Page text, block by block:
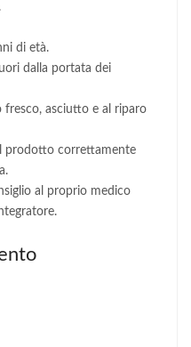
di età.
dalla portata dei
asciutto e al riparo
prodotto correttamente
al proprio medico